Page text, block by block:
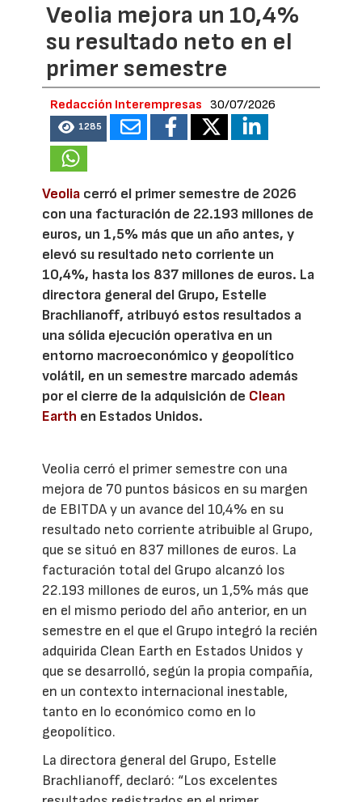
Veolia mejora un 10,4%
su resultado neto en el
primer semestre
Redacción Interempresas 30/07/2026
1285
Veolia cerró el primer semestre de 2026
con una facturación de 22.193 millones de
euros, un 1,5% más que un año antes, y
elevó su resultado neto corriente un
10,4%, hasta los 837 millones de euros. La
directora general del Grupo, Estelle
Brachlianoff, atribuyó estos resultados a
una sólida ejecución operativa en un
entorno macroeconómico y geopolítico
volátil, en un semestre marcado además
por el cierre de la adquisición de Clean
Earth en Estados Unidos.
Veolia cerró el primer semestre con una
mejora de 70 puntos básicos en su margen
de EBITDA y un avance del 10,4% en su
resultado neto corriente atribuible al Grupo,
que se situó en 837 millones de euros. La
facturación total del Grupo alcanzó los
22.193 millones de euros, un 1,5% más que
en el mismo periodo del año anterior, en un
semestre en el que el Grupo integró la recién
adquirida Clean Earth en Estados Unidos y
que se desarrolló, según la propia compañía,
en un contexto internacional inestable,
tanto en lo económico como en lo
geopolítico.
La directora general del Grupo, Estelle
Brachlianoff, declaró: “Los excelentes